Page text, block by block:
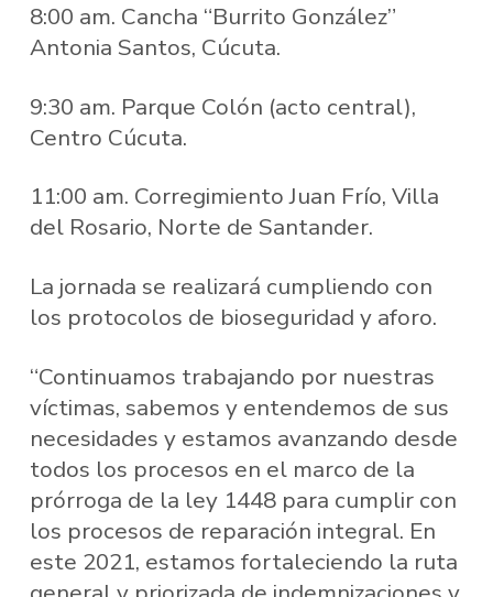
8:00 am. Cancha “Burrito González”
Antonia Santos, Cúcuta.
9:30 am. Parque Colón (acto central),
Centro Cúcuta.
11:00 am. Corregimiento Juan Frío, Villa
del Rosario, Norte de Santander.
La jornada se realizará cumpliendo con
los protocolos de bioseguridad y aforo.
“Continuamos trabajando por nuestras
víctimas, sabemos y entendemos de sus
necesidades y estamos avanzando desde
todos los procesos en el marco de la
prórroga de la ley 1448 para cumplir con
los procesos de reparación integral. En
este 2021, estamos fortaleciendo la ruta